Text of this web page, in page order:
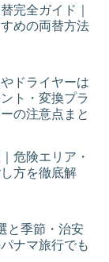
完全ガイド｜
めの両替方法
ドライヤーは
ト・変換プラ
の注意点まと
危険エリア・
方を徹底解
と季節・治安
ナマ旅行でも